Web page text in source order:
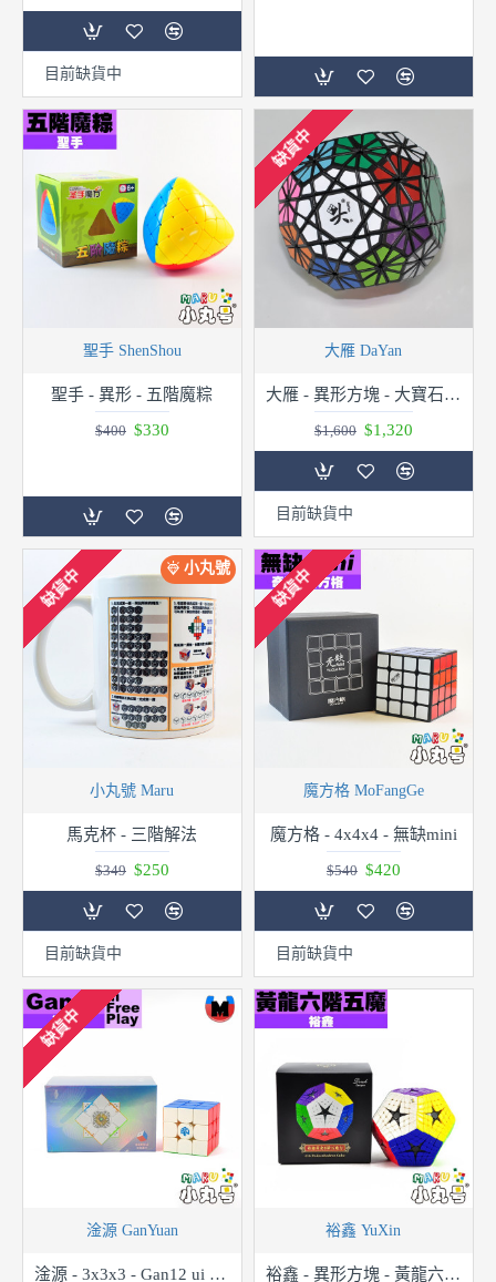
目前缺貨中
聖手 ShenShou
聖手 - 異形 - 五階魔粽
$330
$400
缺貨中
大雁 DaYan
大雁 - 異形方塊 - 大寶石六代
$1,320
$1,600
目前缺貨中
小丸號
缺貨中
小丸號 Maru
馬克杯 - 三階解法
$250
$349
目前缺貨中
缺貨中
魔方格 MoFangGe
魔方格 - 4x4x4 - 無缺mini
$420
$540
目前缺貨中
缺貨中
淦源 GanYuan
淦源 - 3x3x3 - Gan12 ui FreePlay 充電盒版
裕鑫 YuXin
裕鑫 - 異形方塊 - 黃龍六階五魔 Elite Kilominx